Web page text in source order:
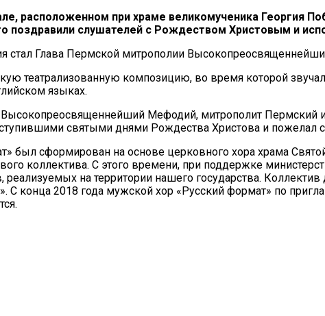
расположенном при храме великомученика Георгия
поздравили слушателей с Рождеством Христовым и
стал Глава Пермской митрополии
театрализованную композицию, во время которой
языках.
Мефодий, митрополит Пермский и
святыми днями Рождества Христова и пожелал
был сформирован на основе церковного хора храма
коллектива. С этого времени, при поддержке
реализуемых на территории нашего государства.
С конца 2018 года мужской хор «Русский формат» по